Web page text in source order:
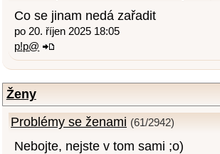
Co se jinam nedá zařadit
po 20. říjen 2025 18:05
p!p@
Ženy
Problémy se ženami (61/2942)
Nebojte, nejste v tom sami ;o)